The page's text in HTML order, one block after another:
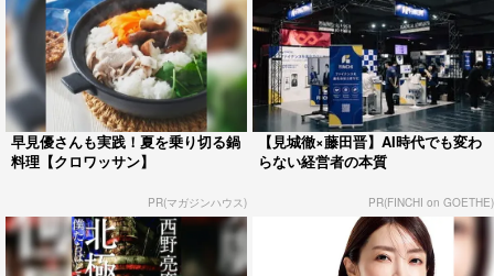
早見優さんも実践！夏を乗り切る鍋
料理【クロワッサン】
PR(マガジンハウス)
【見城徹×藤田晋】AI時代でも変わ
らない経営者の本質
PR(FINCHI on GOETHE)